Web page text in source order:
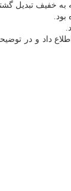
داد و در